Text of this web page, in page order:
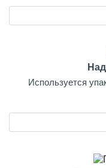
Используется